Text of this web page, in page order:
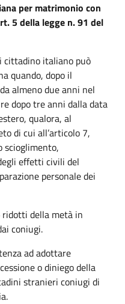
per matrimonio con
5 della legge n. 91 del
cittadino italiano può
quando, dopo il
almeno due anni nel
dopo tre anni dalla data
qualora, al
di cui all’articolo 7,
scioglimento,
effetti civili del
personale dei
della metà in
coniugi.
ad adottare
o diniego della
stranieri coniugi di